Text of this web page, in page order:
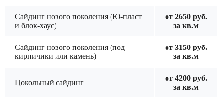
Сайдинг нового поколения (Ю-пласт
и блок-хаус)
от 2650 руб.
за кв.м
Сайдинг нового поколения (под
кирпичики или камень)
от 3150 руб.
за кв.м
Цокольный сайдинг
от 4200 руб.
за кв.м